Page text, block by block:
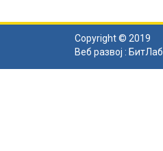
Copyright © 2019
Веб развој : БитЛаб